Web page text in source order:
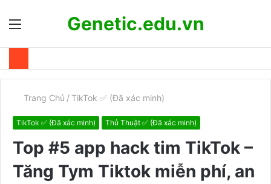
Genetic.edu.vn
Trang Chủ /TikTok ✅ (Đã xác minh)
TikTok ✅ (Đã xác minh) Thủ Thuật ✅ (Đã xác minh)
Top #5 app hack tim TikTok –
Tăng Tym Tiktok miễn phí, an